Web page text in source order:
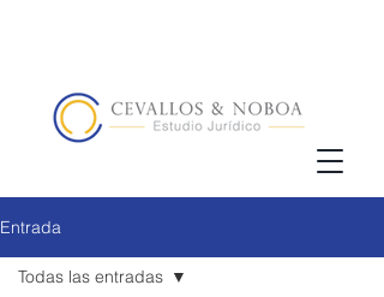
Entrada
Todas las entradas